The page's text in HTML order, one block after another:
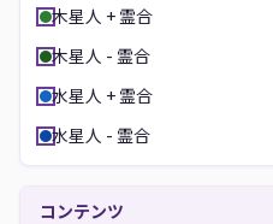
木星人 + 霊合
木星人 - 霊合
水星人 + 霊合
水星人 - 霊合
コンテンツ